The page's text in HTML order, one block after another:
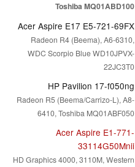
Toshiba MQ01ABD100
Acer Aspire E17 E5-721-69FX
Radeon R4 (Beema), A6-6310,
WDC Scorpio Blue WD10JPVX-
22JC3T0
HP Pavilion 17-f050ng
Radeon R5 (Beema/Carrizo-L), A8-
6410, Toshiba MQ01ABF050
Acer Aspire E1-771-
33114G50Mnii
HD Graphics 4000, 3110M, Western